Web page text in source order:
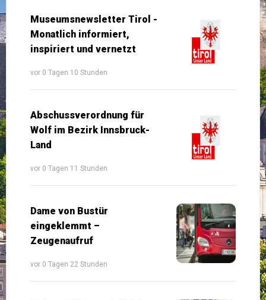
Museumsnewsletter Tirol -
Monatlich informiert,
inspiriert und vernetzt
vor 0 Tagen 10 Stunden
Abschussverordnung für
Wolf im Bezirk Innsbruck-
Land
vor 0 Tagen 11 Stunden
Dame von Bustür
eingeklemmt –
Zeugenaufruf
vor 0 Tagen 22 Stunden